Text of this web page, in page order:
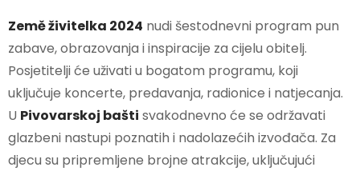
Země živitelka 2024 nudi šestodnevni program pun
zabave, obrazovanja i inspiracije za cijelu obitelj.
Posjetitelji će uživati u bogatom programu, koji
uključuje koncerte, predavanja, radionice i natjecanja.
U Pivovarskoj bašti svakodnevno će se održavati
glazbeni nastupi poznatih i nadolazećih izvođača. Za
djecu su pripremljene brojne atrakcije, uključujući